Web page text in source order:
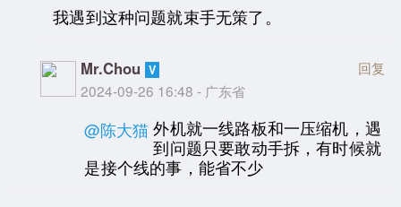
我遇到这种问题就束手无策了。
Mr.Chou
2024-09-26 16:48 - 广东省
回复
@陈大猫 外机就一线路板和一压缩机，遇
到问题只要敢动手拆，有时候就
是接个线的事，能省不少